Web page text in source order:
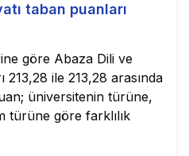
taban puanları
göre Abaza Dili ve
213,28 ile 213,28 arasında
üniversitenin türüne,
türüne göre farklılık